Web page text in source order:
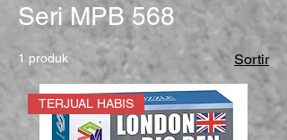
Seri MPB 568
1 produk Sortir
TERJUAL HABIS